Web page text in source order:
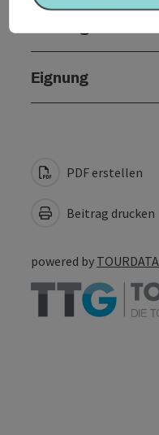
Eignung
PDF erstellen
Beitrag drucken
powered by TOURDATA